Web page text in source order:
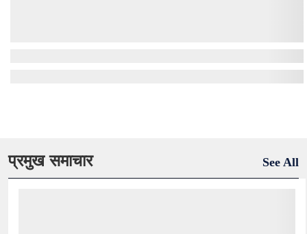
प्रमुख समाचार See All